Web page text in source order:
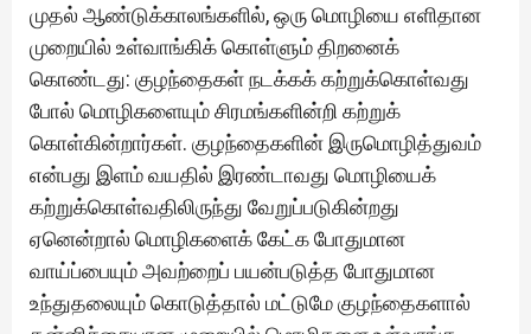
முதல் ஆண்டுக்காலங்களில், ஒரு மொழியை எளிதான
முறையில் உள்வாங்கிக் கொள்ளும் திறனைக்
கொண்டது: குழந்தைகள் நடக்கக் கற்றுக்கொள்வது
போல் மொழிகளையும் சிரமங்களின்றி கற்றுக்
கொள்கின்றார்கள். குழந்தைகளின் இருமொழித்துவம்
என்பது இளம் வயதில் இரண்டாவது மொழியைக்
கற்றுக்கொள்வதிலிருந்து வேறுப்படுகின்றது
ஏனென்றால் மொழிகளைக் கேட்க போதுமான
வாய்ப்பையும் அவற்றைப் பயன்படுத்த போதுமான
உந்துதலையும் கொடுத்தால் மட்டுமே குழந்தைகளால்